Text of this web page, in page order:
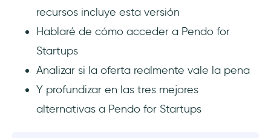
¿Cuáles son las mejores alternativas a Pendo
recursos incluye esta versión
Hablaré de cómo acceder a Pendo for
Startups
Analizar si la oferta realmente vale la pena
Y profundizar en las tres mejores
alternativas a Pendo for Startups